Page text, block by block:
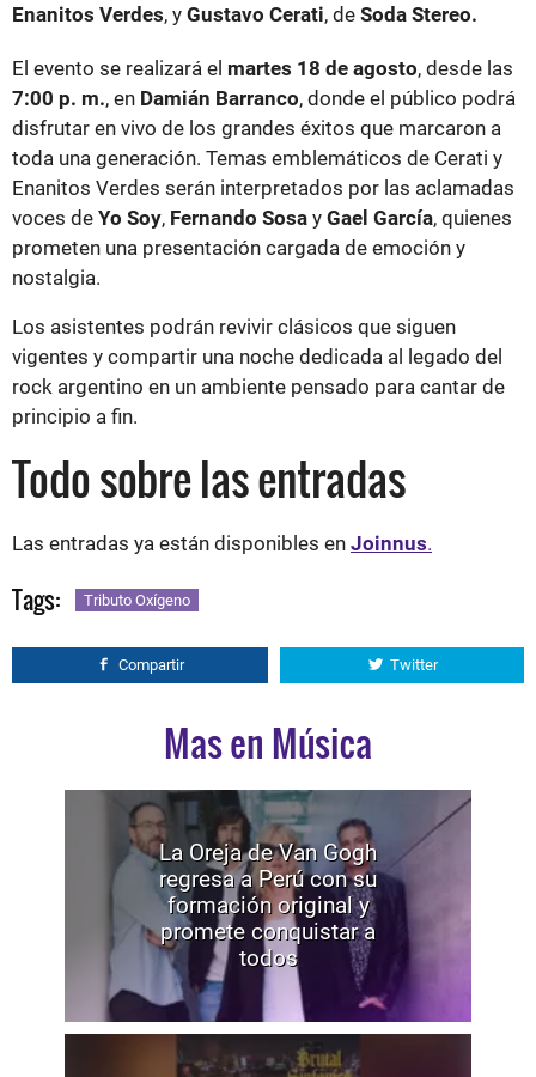
Enanitos Verdes, y Gustavo Cerati, de Soda Stereo.
El evento se realizará el martes 18 de agosto, desde las
7:00 p. m., en Damián Barranco, donde el público podrá
disfrutar en vivo de los grandes éxitos que marcaron a
toda una generación. Temas emblemáticos de Cerati y
Enanitos Verdes serán interpretados por las aclamadas
voces de Yo Soy, Fernando Sosa y Gael García, quienes
prometen una presentación cargada de emoción y
nostalgia.
Los asistentes podrán revivir clásicos que siguen
vigentes y compartir una noche dedicada al legado del
rock argentino en un ambiente pensado para cantar de
principio a fin.
Todo sobre las entradas
Las entradas ya están disponibles en Joinnus.
Tags: Tributo Oxígeno
Compartir Twitter
Mas en Música
La Oreja de Van Gogh
regresa a Perú con su
formación original y
promete conquistar a
todos